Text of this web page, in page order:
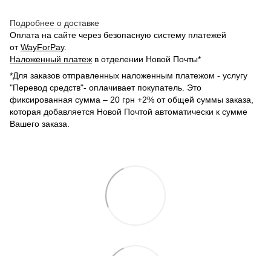
Подробнее о доставке
Оплата на сайте через безопасную систему платежей
отWayForPay.
Наложенный платеж в отделении Новой Почты*
*Для заказов отправленных наложенным платежом - услугу
"Перевод средств"- оплачивает покупатель. Это
фиксированная сумма – 20 грн +2% от общей суммы заказа,
которая добавляется Новой Почтой автоматически к сумме
Вашего заказа.